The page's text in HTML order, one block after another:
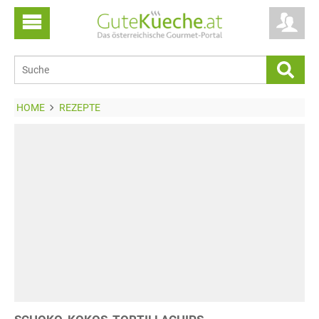
HOME REZEPTE